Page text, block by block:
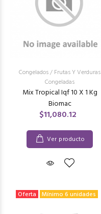
Congelados/ Frutas Y Verduras
Congeladas
Mix Tropical Iqf 10 X 1 Kg
Biomac
$11,080.12
Ver producto
Oferta Mínimo 6 unidades